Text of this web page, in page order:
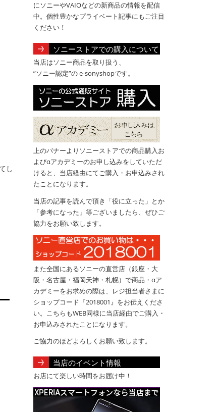
し
にソニーやVAIOなどの新商品の情報を配信
中。個性豊かなプライベート記事にもご注目
ください！
ソニーストアでの購入について
当店はソニー商品を取り扱う、
”ソニー認定”の e-sonyshopです。
上のバナーよりソニーストアでの商品購入お
よびαアカデミーのお申し込みをしていただ
けると、当店経由にてご購入・お申込みされ
たことになります。
当店の記事を読んで頂き「役に立った」とか
「参考になった」等ございましたら、ぜひご
協力をお願い致します。
また全国にあるソニーの直営店（銀座・大
阪・名古屋・福岡天神・札幌）で商品・αア
カデミーをお求めの際は、レジ担当者さまに
ショップコード『2018001』をお伝えくださ
い。こちらもWEB同様に当店経由でご購入・
お申込みされたことになります。
ご協力のほどよろしくお願い致します。
当店のイベント情報
お店にて楽しい時間をお届け中！